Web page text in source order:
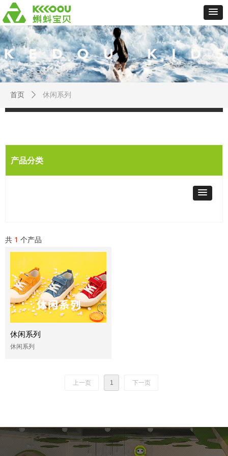
首页 ꄲ 休闲系列
产品分类
共 1 个产品
休闲系列
休闲系列
上一页 1 下一页